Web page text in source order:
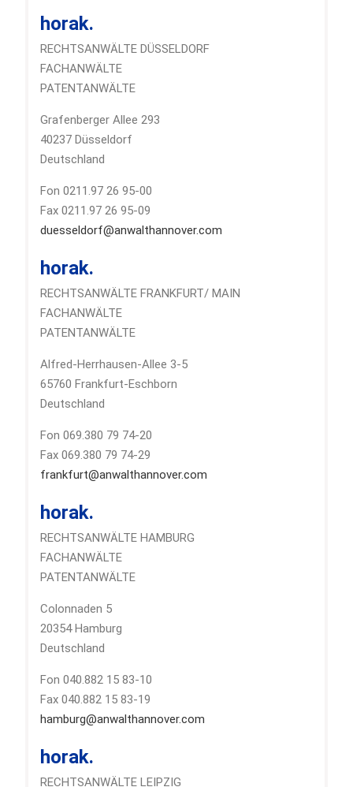
horak.
RECHTSANWÄLTE DÜSSELDORF
FACHANWÄLTE
PATENTANWÄLTE
Grafenberger Allee 293
40237 Düsseldorf
Deutschland
Fon 0211.97 26 95-00
Fax 0211.97 26 95-09
duesseldorf@anwalthannover.com
horak.
RECHTSANWÄLTE FRANKFURT/ MAIN
FACHANWÄLTE
PATENTANWÄLTE
Alfred-Herrhausen-Allee 3-5
65760 Frankfurt-Eschborn
Deutschland
Fon 069.380 79 74-20
Fax 069.380 79 74-29
frankfurt@anwalthannover.com
horak.
RECHTSANWÄLTE HAMBURG
FACHANWÄLTE
PATENTANWÄLTE
Colonnaden 5
20354 Hamburg
Deutschland
Fon 040.882 15 83-10
Fax 040.882 15 83-19
hamburg@anwalthannover.com
horak.
RECHTSANWÄLTE LEIPZIG